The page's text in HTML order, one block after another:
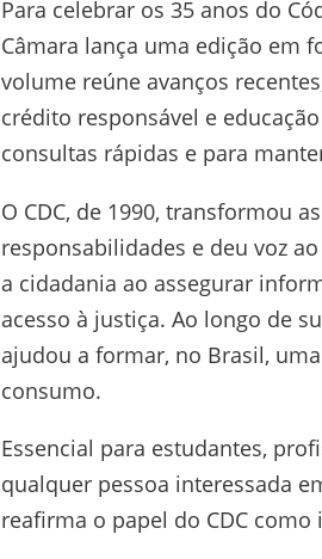
Para celebrar os 35 anos do
Câmara lança uma edição em
volume reúne avanços
crédito responsável e
consultas rápidas e para
O CDC, de 1990, transformou
responsabilidades e deu voz
a cidadania ao assegurar
acesso à justiça. Ao longo de
ajudou a formar, no Brasil,
consumo.
Essencial para estudantes,
qualquer pessoa interessada
reafirma o papel do CDC